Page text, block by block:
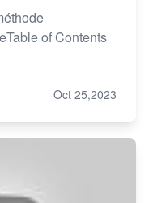
of Contents
Oct 25,2023